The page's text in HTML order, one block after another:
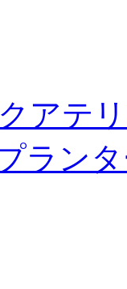
クアテ
ラン